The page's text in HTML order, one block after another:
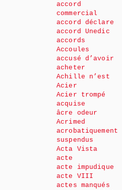
accord
commercial
accord déclare
accord Unedic
accords
Accoules
accusé d’avoir
acheter
Achille n’est
Acier
Acier trompé
acquise
âcre odeur
Acrimed
acrobatiquement
suspendus
Acta Vista
acte
acte impudique
acte VIII
actes manqués